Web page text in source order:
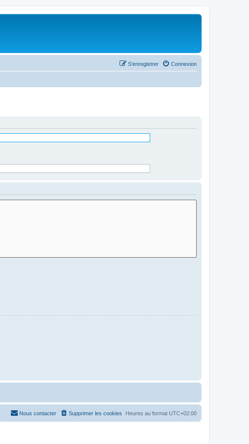
Connexion
S’enregistrer
Heures au format UTC+02:00
Supprimer les cookies
Nous contacter